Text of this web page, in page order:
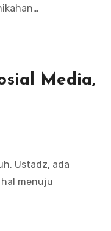
Media,
Ustadz, ada
menuju